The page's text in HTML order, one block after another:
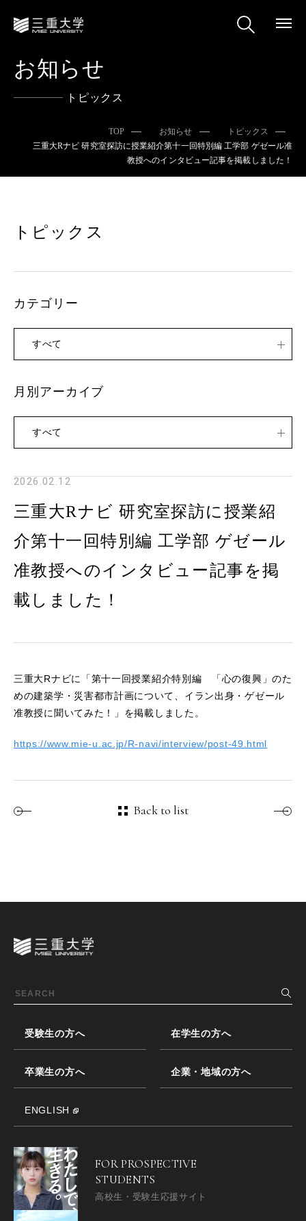
お知らせ
トピックス
TOP お知らせ
トピックス
三重大Rナビ 研究室探訪に授業紹介第十一回特別編 工学部 ゲゼール准
教授へのインタビュー記事を掲載しました！
2026.02.12
三重大Rナビ 研究室探訪に授業紹
介第十一回特別編 工学部 ゲゼール
准教授へのインタビュー記事を掲
載しました！
三重大Rナビに「第十一回授業紹介特別編 「心の復興」のた
めの建築学・災害都市計画について、イラン出身・ゲゼール
准教授に聞いてみた！
」を掲載しました。
https://www.mie-u.ac.jp/R-navi/interview/post-49.html
Back to list
トピックス
カテゴリー
すべて
月別アーカイブ
すべて
受験生の方へ 在学生の方へ
卒業生の方へ 企業・地域の方へ
ENGLISH
FOR PROSPECTIVE
STUDENTS
高校生・受験生応援サイト